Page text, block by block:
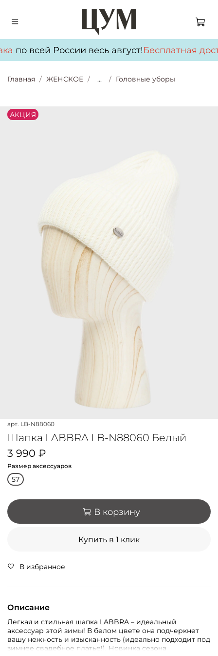
по всей России весь август!Бесплатная
Главная ЖЕНСКОЕ ... Головные уборы
АKЦИЯ
арт. LB-N88060
Шапка LABBRA LB-N88060 Белый
3 990 ₽
Размер аксессуаров
57
В корзину
Купить в 1 клик
В избранное
Описание
Легкая и стильная шапка LABBRA – идеальный
аксессуар этой зимы! В белом цвете она подчеркнет
вашу нежность и изысканность (идеально подходит под
зимнее свадебное платье!). Новинка сезона